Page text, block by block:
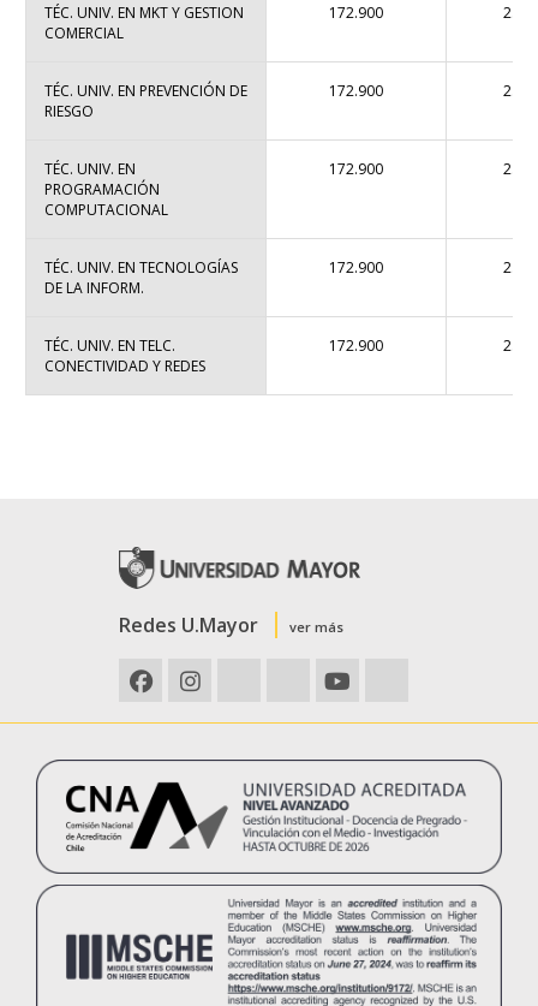
TÉC. UNIV. EN MKT Y GESTION
COMERCIAL
172.900
TÉC. UNIV. EN PREVENCIÓN DE
RIESGO
172.900
TÉC. UNIV. EN
PROGRAMACIÓN
COMPUTACIONAL
172.900
TÉC. UNIV. EN TECNOLOGÍAS
DE LA INFORM.
172.900
TÉC. UNIV. EN TELC.
CONECTIVIDAD Y REDES
172.900
Redes U.Mayor ver más